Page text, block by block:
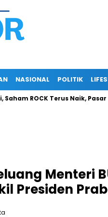
NASIONAL POLITIK
Terus Naik, Pasar Baca
Menteri
Presiden